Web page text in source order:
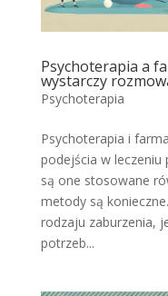
Psychoterapia a
wystarczy
Psychoterapia
Psychoterapia i
podejścia w leczeniu
są one stosowane
metody są
rodzaju zaburzenia,
potrzeb...